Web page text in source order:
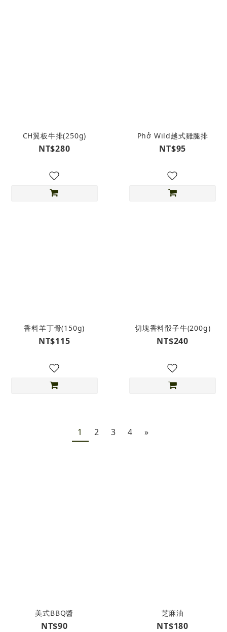
CH翼板牛排(250g)
NT$280
Phở Wild越式雞腿排
NT$95
香料羊丁骨(150g)
NT$115
切塊香料骰子牛(200g)
NT$240
1 2 3 4 »
美式BBQ醬
NT$90
芝麻油
NT$180